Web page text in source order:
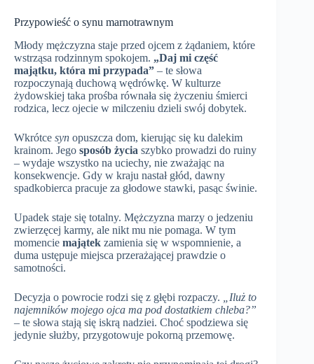
Przypowieść o synu marnotrawnym
Młody mężczyzna staje przed ojcem z żądaniem, które
wstrząsa rodzinnym spokojem. „Daj mi część
majątku, która mi przypada” – te słowa
rozpoczynają duchową wędrówkę. W kulturze
żydowskiej taka prośba równała się życzeniu śmierci
rodzica, lecz ojecie w milczeniu dzieli swój dobytek.
Wkrótce syn opuszcza dom, kierując się ku dalekim
krainom. Jego sposób życia szybko prowadzi do ruiny
– wydaje wszystko na uciechy, nie zważając na
konsekwencje. Gdy w kraju nastał głód, dawny
spadkobierca pracuje za głodowe stawki, pasąc świnie.
Upadek staje się totalny. Mężczyzna marzy o jedzeniu
zwierzęcej karmy, ale nikt mu nie pomaga. W tym
momencie majątek zamienia się w wspomnienie, a
duma ustępuje miejsca przerażającej prawdzie o
samotności.
Decyzja o powrocie rodzi się z głębi rozpaczy.
„Iluż to
najemników mojego ojca ma pod dostatkiem chleba?”
– te słowa stają się iskrą nadziei. Choć spodziewa się
jedynie służby, przygotowuje pokorną przemowę.